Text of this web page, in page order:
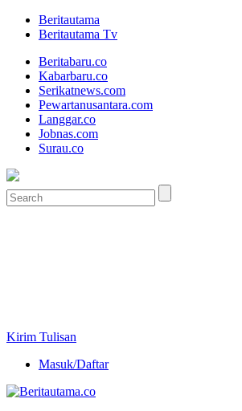
Beritautama
Beritautama Tv
Beritabaru.co
Kabarbaru.co
Serikatnews.com
Pewartanusantara.com
Langgar.co
Jobnas.com
Surau.co
Kirim Tulisan
Masuk/Daftar